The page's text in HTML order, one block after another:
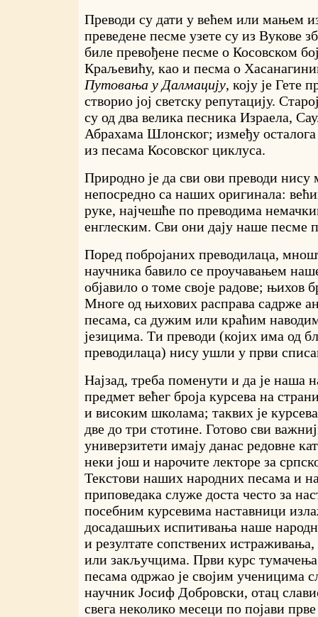
Преводи су дати у већем или мањем
преведене песме узете су из Вукове
биле превођене песме о Косовском
Краљевићу, као и песма о
Путовања у Далмацију, коју је Гете
створио јој светску репутацију.
су од два велика песника Израела,
Абрахама Шлонског; између осталога
из песама Косовског циклуса.
Природно је да сви ови преводи нису
непосредно са наших оригинала:
руке, најчешће по преводима
енглеским. Сви они дају наше песме
Поред побројаних преводилаца,
научника бавило се проучавањем
објавило о томе своје радове; њихов
Многе од њихових расправа садрже
песама, са дужим или краћим
језицима. Ти преводи (којих има од
преводилаца) нису ушли у први
Најзад, треба поменути и да је наша
предмет већег броја курсева на
и високим школама; таквих је
две до три стотине. Готово сви
универзитети имају данас редовне
неки још и нарочите лекторе за
Текстови наших народних песама и
приповедака служе доста често за
посебним курсевима наставници
досадашњих испитивања наше
и резултате сопствених
или закључцима. Први курс
песама одржао је својим ученицима
научник Јосиф Добровски, отац
свега неколико месеци по појави